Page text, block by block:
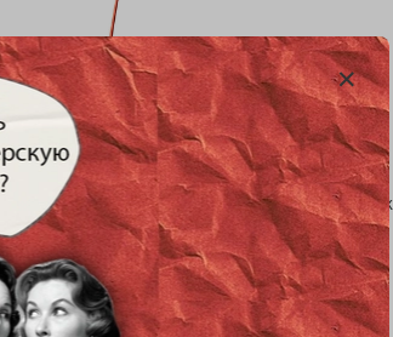
Напольный дизайнерский светильник
Twiggy от Foscarini (красный)
29 800 руб